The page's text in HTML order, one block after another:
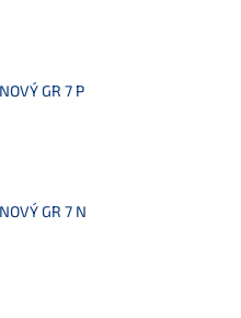
GR 7 P
GR 7 N